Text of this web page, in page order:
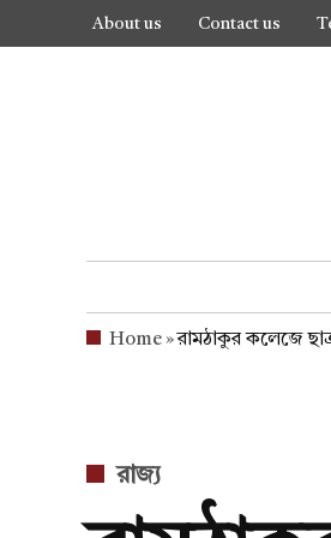
About us Contact us
Home»রামঠাকুর কলেজে
POSTED
রাজ্য